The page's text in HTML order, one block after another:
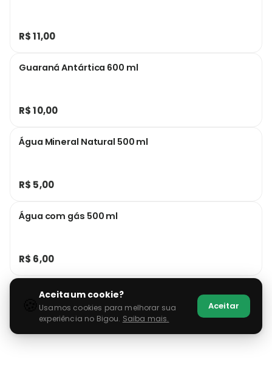
R$ 11,00
Guaraná Antártica 600 ml
R$ 10,00
Água Mineral Natural 500 ml
R$ 5,00
Água com gás 500 ml
R$ 6,00
🍪Aceita um cookie?
Usamos cookies para melhorar sua
experiência no Bigou. Saiba mais.
Aceitar